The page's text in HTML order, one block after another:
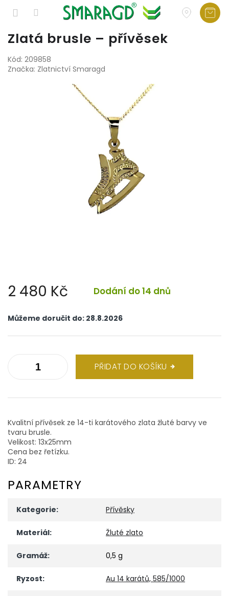
Přejít
na
obsah
Zlatá brusle – přívěsek
Kód: 209858
Značka: Zlatnictví Smaragd
2 480 Kč Dodání do 14 dnů
cena:
Můžeme doručit do: 28.8.2026
PŘIDAT DO KOŠÍKU
Kvalitní přívěsek ze 14-ti karátového zlata žluté barvy ve
tvaru brusle.
Velikost: 13x25mm
Cena bez řetízku.
ID: 24
PARAMETRY
Kategorie: Přívěsky
Materiál: Žluté zlato
Gramáž: 0,5 g
Ryzost: Au 14 karátů, 585/1000